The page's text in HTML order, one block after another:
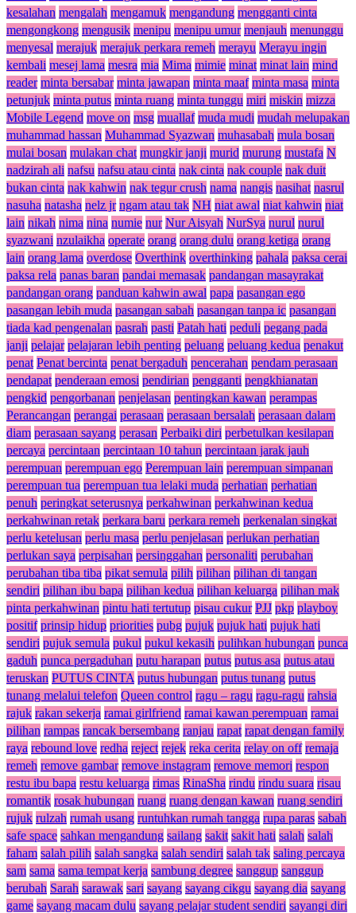
kesalahan mengalah mengamuk mengandung mengganti cinta
mengongkong mengusik menipu menipu umur menjauh menunggu
menyesal merajuk merajuk perkara remeh merayu Merayu ingin
kembali mesej lama mesra mia Mima mimie minat minat lain mind
reader minta bersabar minta jawapan minta maaf minta masa minta
petunjuk minta putus minta ruang minta tunggu miri miskin mizza
Mobile Legend move on msg muallaf muda mudi mudah melupakan
muhammad hassan Muhammad Syazwan muhasabah mula bosan
mulai bosan mulakan chat mungkir janji murid murung mustafa N
nadzirah ali nafsu nafsu atau cinta nak cinta nak couple nak duit
bukan cinta nak kahwin nak tegur crush nama nangis nasihat nasrul
nasuha natasha nelz jr ngam atau tak NH niat awal niat kahwin niat
lain nikah nima nina numie nur Nur Aisyah NurSya nurul nurul
syazwani nzulaikha operate orang orang dulu orang ketiga orang
lain orang lama overdose Overthink overthinking pahala paksa cerai
paksa rela panas baran pandai memasak pandangan masayrakat
pandangan orang panduan kahwin awal papa pasangan ego
pasangan lebih muda pasangan sabah pasangan tanpa ic pasangan
tiada kad pengenalan pasrah pasti Patah hati peduli pegang pada
janji pelajar pelajaran lebih penting peluang peluang kedua penakut
penat Penat bercinta penat bergaduh pencerahan pendam perasaan
pendapat penderaan emosi pendirian pengganti pengkhianatan
pengkid pengorbanan penjelasan pentingkan kawan perampas
Perancangan perangai perasaan perasaan bersalah perasaan dalam
diam perasaan sayang perasan Perbaiki diri perbetulkan kesilapan
percaya percintaan percintaan 10 tahun percintaan jarak jauh
perempuan perempuan ego Perempuan lain perempuan simpanan
perempuan tua perempuan tua lelaki muda perhatian perhatian
penuh peringkat seterusnya perkahwinan perkahwinan kedua
perkahwinan retak perkara baru perkara remeh perkenalan singkat
perlu ketelusan perlu masa perlu penjelasan perlukan perhatian
perlukan saya perpisahan persinggahan personaliti perubahan
perubahan tiba tiba pikat semula pilih pilihan pilihan di tangan
sendiri pilihan ibu bapa pilihan kedua pilihan keluarga pilihan mak
pinta perkahwinan pintu hati tertutup pisau cukur PJJ pkp playboy
positif prinsip hidup priorities pubg pujuk pujuk hati pujuk hati
sendiri pujuk semula pukul pukul kekasih pulihkan hubungan punca
gaduh punca pergaduhan putu harapan putus putus asa putus atau
teruskan PUTUS CINTA putus hubungan putus tunang putus
tunang melalui telefon Queen control ragu – ragu ragu-ragu rahsia
rajuk rakan sekerja ramai girlfriend ramai kawan perempuan ramai
pilihan rampas rancak bersembang ranjau rapat rapat dengan family
raya rebound love redha reject rejek reka cerita relay on off remaja
remeh remove gambar remove instagram remove memori respon
restu ibu bapa restu keluarga rimas RinaSha rindu rindu suara risau
romantik rosak hubungan ruang ruang dengan kawan ruang sendiri
rujuk rulzah rumah usang runtuhkan rumah tangga rupa paras sabah
safe space sahkan mengandung sailang sakit sakit hati salah salah
faham salah pilih salah sangka salah sendiri salah tak saling percaya
sam sama sama tempat kerja sambung degree sanggup sanggup
berubah Sarah sarawak sari sayang sayang cikgu sayang dia sayang
game sayang macam dulu sayang pelajar student sendiri sayangi diri